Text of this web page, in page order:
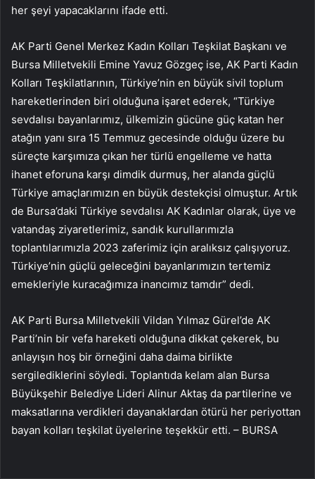
her şeyi yapacaklarını ifade etti.
AK Parti Genel Merkez Kadın Kolları Teşkilat Başkanı ve
Bursa Milletvekili Emine Yavuz Gözgeç ise, AK Parti Kadın
Kolları Teşkilatlarının, Türkiye’nin en büyük sivil toplum
hareketlerinden biri olduğuna işaret ederek, “Türkiye
sevdalısı bayanlarımız, ülkemizin gücüne güç katan her
atağın yanı sıra 15 Temmuz gecesinde olduğu üzere bu
süreçte karşımıza çıkan her türlü engelleme ve hatta
ihanet eforuna karşı dimdik durmuş, her alanda güçlü
Türkiye amaçlarımızın en büyük destekçisi olmuştur. Artık
de Bursa’daki Türkiye sevdalısı AK Kadınlar olarak, üye ve
vatandaş ziyaretlerimiz, sandık kurullarımızla
toplantılarımızla 2023 zaferimiz için aralıksız çalışıyoruz.
Türkiye’nin güçlü geleceğini bayanlarımızın tertemiz
emekleriyle kuracağımıza inancımız tamdır” dedi.
AK Parti Bursa Milletvekili Vildan Yılmaz Gürel’de AK
Parti’nin bir vefa hareketi olduğuna dikkat çekerek, bu
anlayışın hoş bir örneğini daha daima birlikte
sergilediklerini söyledi. Toplantıda kelam alan Bursa
Büyükşehir Belediye Lideri Alinur Aktaş da partilerine ve
maksatlarına verdikleri dayanaklardan ötürü her periyottan
bayan kolları teşkilat üyelerine teşekkür etti. – BURSA